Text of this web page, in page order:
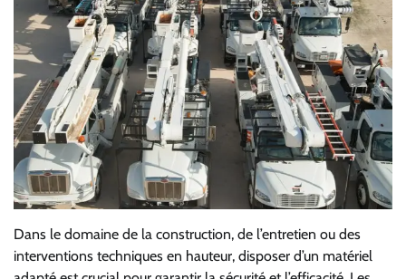
Dans le domaine de la construction, de l’entretien ou des
interventions techniques en hauteur, disposer d’un matériel